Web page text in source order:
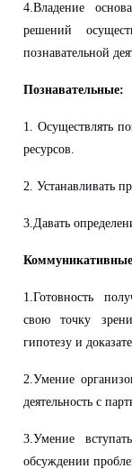
4.Владение
решений
познавательной
Познавательные:
1. Осуществлять
ресурсов.
2. Устанавливать
3.Давать
1.Готовность
свою точку
гипотезу и
2.Умение
деятельность с
3.Умение
обсуждении